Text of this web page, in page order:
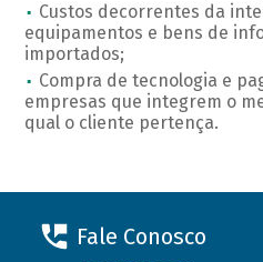
Custos decorrentes da
equipamentos e bens de
importados;
Compra de tecnologia e
empresas que integrem o
qual o cliente pertença.
Fale Conosco